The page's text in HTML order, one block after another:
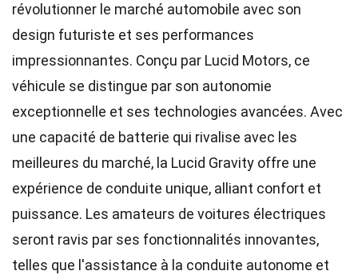
révolutionner le marché automobile avec son
design futuriste et ses performances
impressionnantes. Conçu par Lucid Motors, ce
véhicule se distingue par son autonomie
exceptionnelle et ses technologies avancées. Avec
une capacité de batterie qui rivalise avec les
meilleures du marché, la Lucid Gravity offre une
expérience de conduite unique, alliant confort et
puissance. Les amateurs de voitures électriques
seront ravis par ses fonctionnalités innovantes,
telles que l'assistance à la conduite autonome et